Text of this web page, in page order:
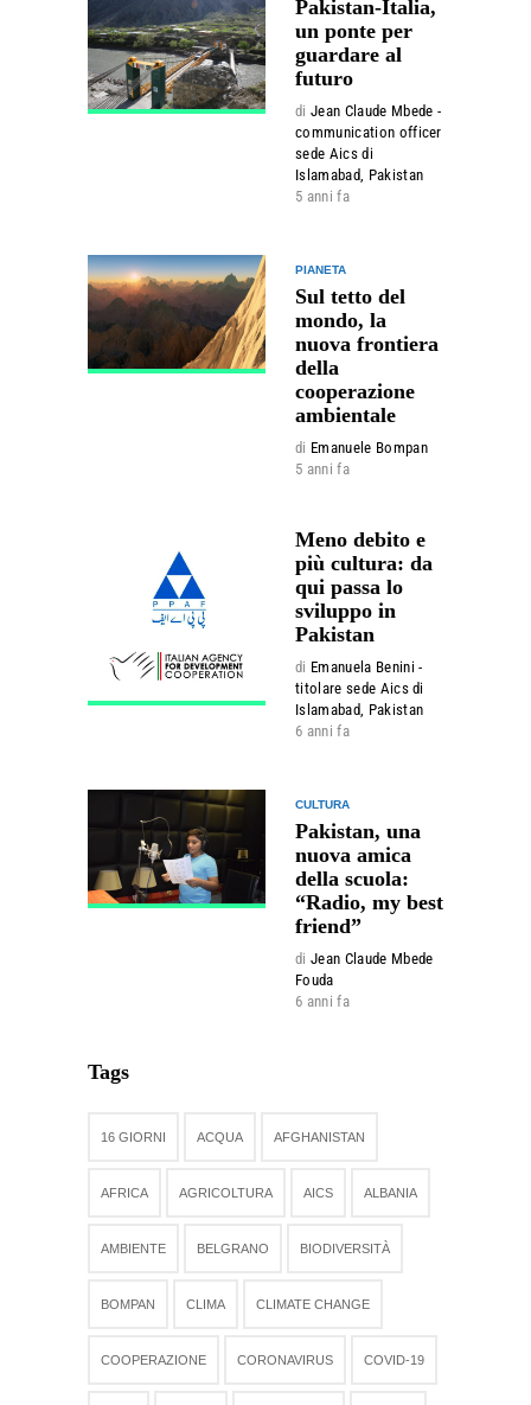
Pakistan-Italia,
un ponte per
guardare al
futuro
di Jean Claude Mbede -
communication officer
sede Aics di
Islamabad, Pakistan
5 anni fa
PIANETA
Sul tetto del
mondo, la
nuova frontiera
della
cooperazione
ambientale
di Emanuele Bompan
5 anni fa
Meno debito e
più cultura: da
qui passa lo
sviluppo in
Pakistan
di Emanuela Benini -
titolare sede Aics di
Islamabad, Pakistan
6 anni fa
CULTURA
Pakistan, una
nuova amica
della scuola:
“Radio, my best
friend”
di Jean Claude Mbede
Fouda
6 anni fa
Tags
16 GIORNI ACQUA AFGHANISTAN
AFRICA AGRICOLTURA AICS ALBANIA
AMBIENTE BELGRANO BIODIVERSITÀ
BOMPAN CLIMA CLIMATE CHANGE
COOPERAZIONE CORONAVIRUS COVID-19